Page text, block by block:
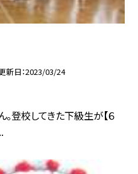
新日 2023/03/24
登校してきた下級生が【６